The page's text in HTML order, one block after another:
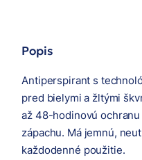
Popis
Antiperspirant s
pred bielymi a žltými
až 48-hodinovú
zápachu. Má jemnú,
každodenné použitie.